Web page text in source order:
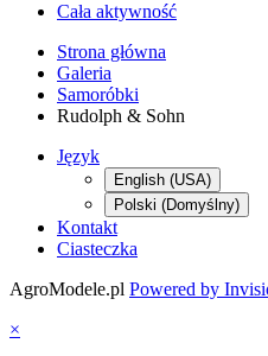
Cała aktywność
Strona główna
Galeria
Samoróbki
Rudolph & Sohn
Język
English (USA)
Polski (Domyślny)
Kontakt
Ciasteczka
AgroModele.pl Powered by
×